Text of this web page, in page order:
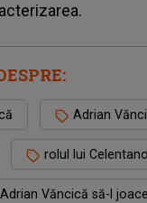
Adrian
rolul lui Celentano
Văncică să-l